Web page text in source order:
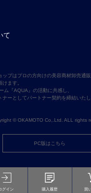
グイン 購入履歴 買
て
ップはプロの方向けの美容商材卸売通販
ます。
ム『AQUA』の活動に共感し、
ーとしてパートナー契約を締結いたし
© OKAMOTO Co,.Ltd. ALL rights
PC版はこちら